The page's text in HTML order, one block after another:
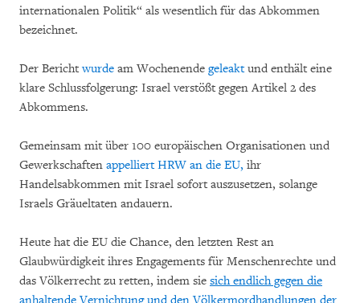
internationalen Politik“ als wesentlich für das Abkommen
bezeichnet.
Der Berichtwurde am Wochenende geleaktund enthält eine
klare Schlussfolgerung: Israel verstößt gegen Artikel 2 des
Abkommens.
Gemeinsam mit über 100 europäischen Organisationen und
Gewerkschaften appelliert HRW an die EU, ihr
Handelsabkommen mit Israel sofort auszusetzen, solange
Israels Gräueltaten andauern.
Heute hat die EU die Chance, den letzten Rest an
Glaubwürdigkeit ihres Engagements für Menschenrechte und
das Völkerrecht zu retten, indem sie sich endlich gegen die
anhaltende Vernichtung und den Völkermordhandlungen der